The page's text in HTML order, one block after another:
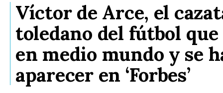
Víctor de Arce, el
toledano del fútbol que
en medio mundo y se
aparecer en ‘Forbes’